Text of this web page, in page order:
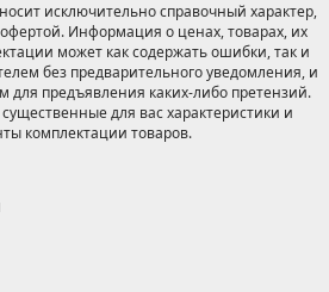
исключительно справочный характер,
Информация о ценах, товарах, их
может как содержать ошибки, так и
без предварительного уведомления, и
для предъявления каких-либо претензий.
для вас характеристики и
комплектации товаров.